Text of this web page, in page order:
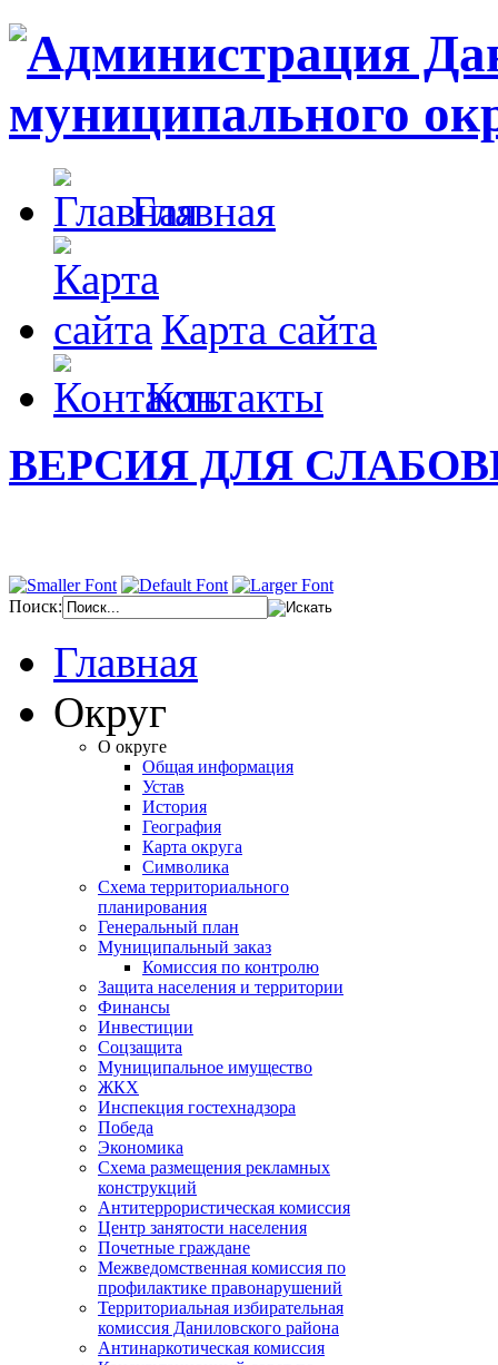
Главная
Карта сайта
Контакты
ВЕРСИЯ ДЛЯ
Поиск:
Главная
Округ
О округе
Общая информация
Устав
История
География
Карта округа
Символика
Схема территориального
планирования
Генеральный план
Муниципальный заказ
Комиссия по контролю
Защита населения и территории
Финансы
Инвестиции
Соцзащита
Муниципальное имущество
ЖКХ
Инспекция гостехнадзора
Победа
Экономика
Схема размещения рекламных
конструкций
Антитеррористическая комиссия
Центр занятости населения
Почетные граждане
Межведомственная комиссия по
профилактике правонарушений
Территориальная избирательная
комиссия Даниловского района
Антинаркотическая комиссия